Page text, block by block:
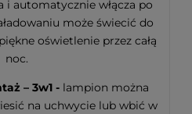
i automatycznie włącza po
może świecić do
oświetlenie przez całą
noc.
– 3w1 - lampion można
na uchwycie lub wbić w